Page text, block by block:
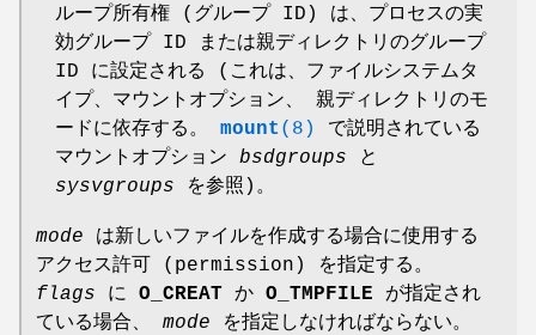
ループ所有権 (グループ ID) は、プロセスの実
効グループ ID または親ディレクトリのグループ
ID に設定される (これは、ファイルシステムタ
イプ、マウントオプション、 親ディレクトリのモ
ードに依存する。 mount (8)
で説明されている
マウントオプション bsdgroups と
sysvgroups を参照)。
mode は新しいファイルを作成する場合に使用する
アクセス許可 (permission) を指定する。
flags に O_CREAT か O_TMPFILE が指定され
ている場合、 mode を指定しなければならない。